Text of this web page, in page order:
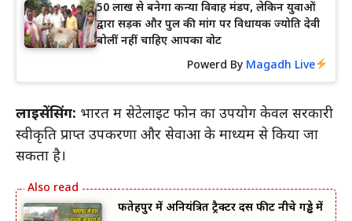
50 लाख से बनेगा कन्या विवाह मंडप, लेकिन युवाओं
द्वारा सड़क और पुल की मांग पर विधायक ज्योति देवी
बोलीं नहीं चाहिए आपका वोट
Powerd By Magadh Live
लाइसेंसिंग: भारत में सेटेलाइट फोन का उपयोग केवल सरकारी
स्वीकृति प्राप्त उपकरणों और सेवाओं के माध्यम से किया जा
सकता है।
फतेहपुर में अनियंत्रित ट्रैक्टर दस फीट नीचे गड्ढे में